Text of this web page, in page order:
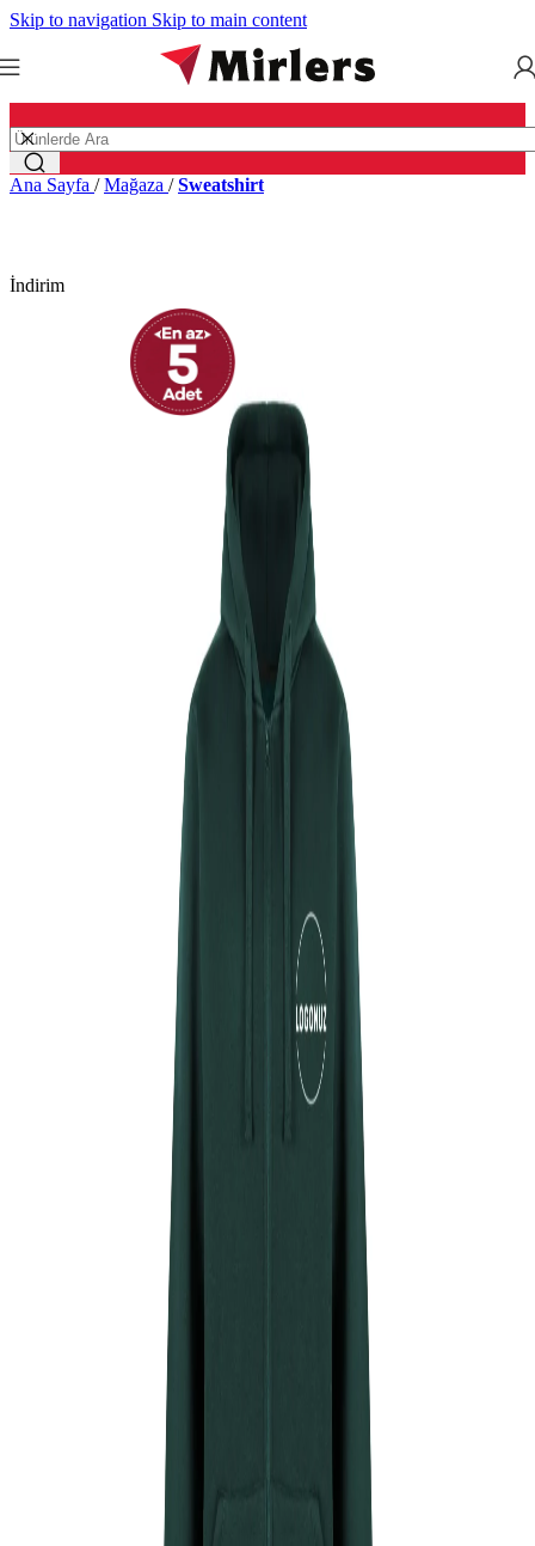
Skip to navigation Skip to main content
Ana Sayfa / Mağaza / Sweatshirt
İndirim